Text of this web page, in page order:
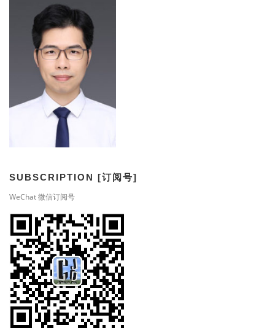
SUBSCRIPTION [订阅号]
WeChat 微信订阅号